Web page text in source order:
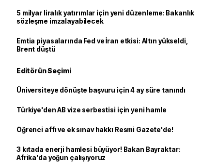
5 milyar liralık yatırımlar için yeni düzenleme: Bakanlık
sözleşme imzalayabilecek
Emtia piyasalarında Fed ve İran etkisi: Altın yükseldi,
Brent düştü
Editörün Seçimi
Üniversiteye dönüşte başvuru için 4 ay süre tanındı
Türkiye'den AB vize serbestisi için yeni hamle
Öğrenci affı ve ek sınav hakkı Resmi Gazete'de!
3 kıtada enerji hamlesi büyüyor! Bakan Bayraktar:
Afrika'da yoğun çalışıyoruz